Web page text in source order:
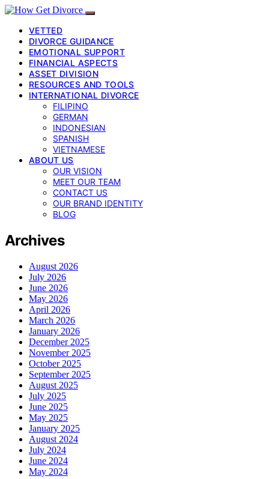
VETTED
DIVORCE GUIDANCE
EMOTIONAL SUPPORT
FINANCIAL ASPECTS
ASSET DIVISION
RESOURCES AND TOOLS
INTERNATIONAL DIVORCE
FILIPINO
GERMAN
INDONESIAN
SPANISH
VIETNAMESE
ABOUT US
OUR VISION
MEET OUR TEAM
CONTACT US
OUR BRAND IDENTITY
BLOG
Archives
August 2026
July 2026
June 2026
May 2026
April 2026
March 2026
January 2026
December 2025
November 2025
October 2025
September 2025
August 2025
July 2025
June 2025
May 2025
January 2025
August 2024
July 2024
June 2024
May 2024